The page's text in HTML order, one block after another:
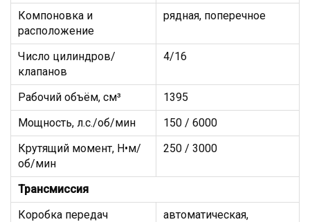
Компоновка и
расположение
рядная, поперечное
Число цилиндров/
клапанов
4/16
Рабочий объём, см³
1395
Мощность, л.с./об/мин
150 / 6000
Крутящий момент, Н•м/
об/мин
250 / 3000
Трансмиссия
Коробка передач
автоматическая,